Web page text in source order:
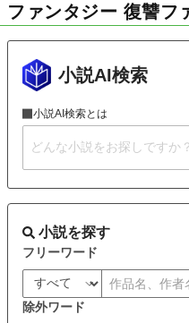
ファンタジー 復讐フ
小説AI検索
小説AI検索とは
小説を探す
フリーワード
除外ワード